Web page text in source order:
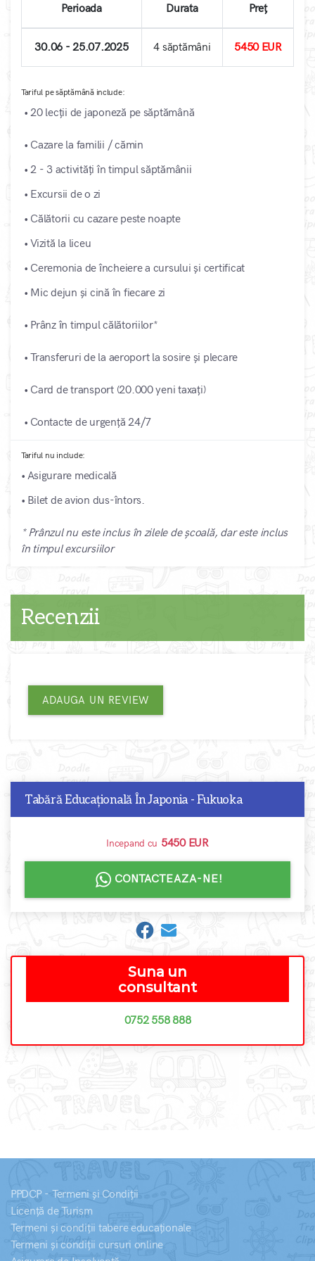
Perioada Durata Preț
30.06 - 25.07.2025 4 săptămâni 5450 EUR
Tariful pe săptămână include:
• 20 lecții de japoneză pe săptămână
• Cazare la familii / cămin
• 2 - 3 activități în timpul săptămânii
• Excursii de o zi
• Călătorii cu cazare peste noapte
• Vizită la liceu
• Ceremonia de încheiere a cursului și certificat
• Mic dejun și cină în fiecare zi
• Prânz în timpul călătoriilor*
• Transferuri de la aeroport la sosire și plecare
• Card de transport (20.000 yeni taxați)
• Contacte de urgență 24/7
Tariful nu include:
• Asigurare medicală
• Bilet de avion dus-întors.
* Prânzul nu este inclus în zilele de școală, dar este inclus
în timpul excursiilor
Recenzii
ADAUGA UN REVIEW
Tabără Educațională În Japonia - Fukuoka
Incepand cu 5450 EUR
CONTACTEAZA-NE!
Suna un
consultant
0752 558 888
PPDCP - Termeni și Condiții
Licență de Turism
Termeni și condiții tabere educaționale
Termeni și condiții cursuri online